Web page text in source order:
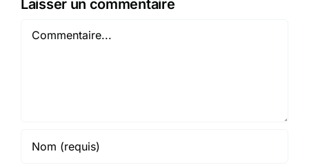
Laisser un commentaire
Commentaire